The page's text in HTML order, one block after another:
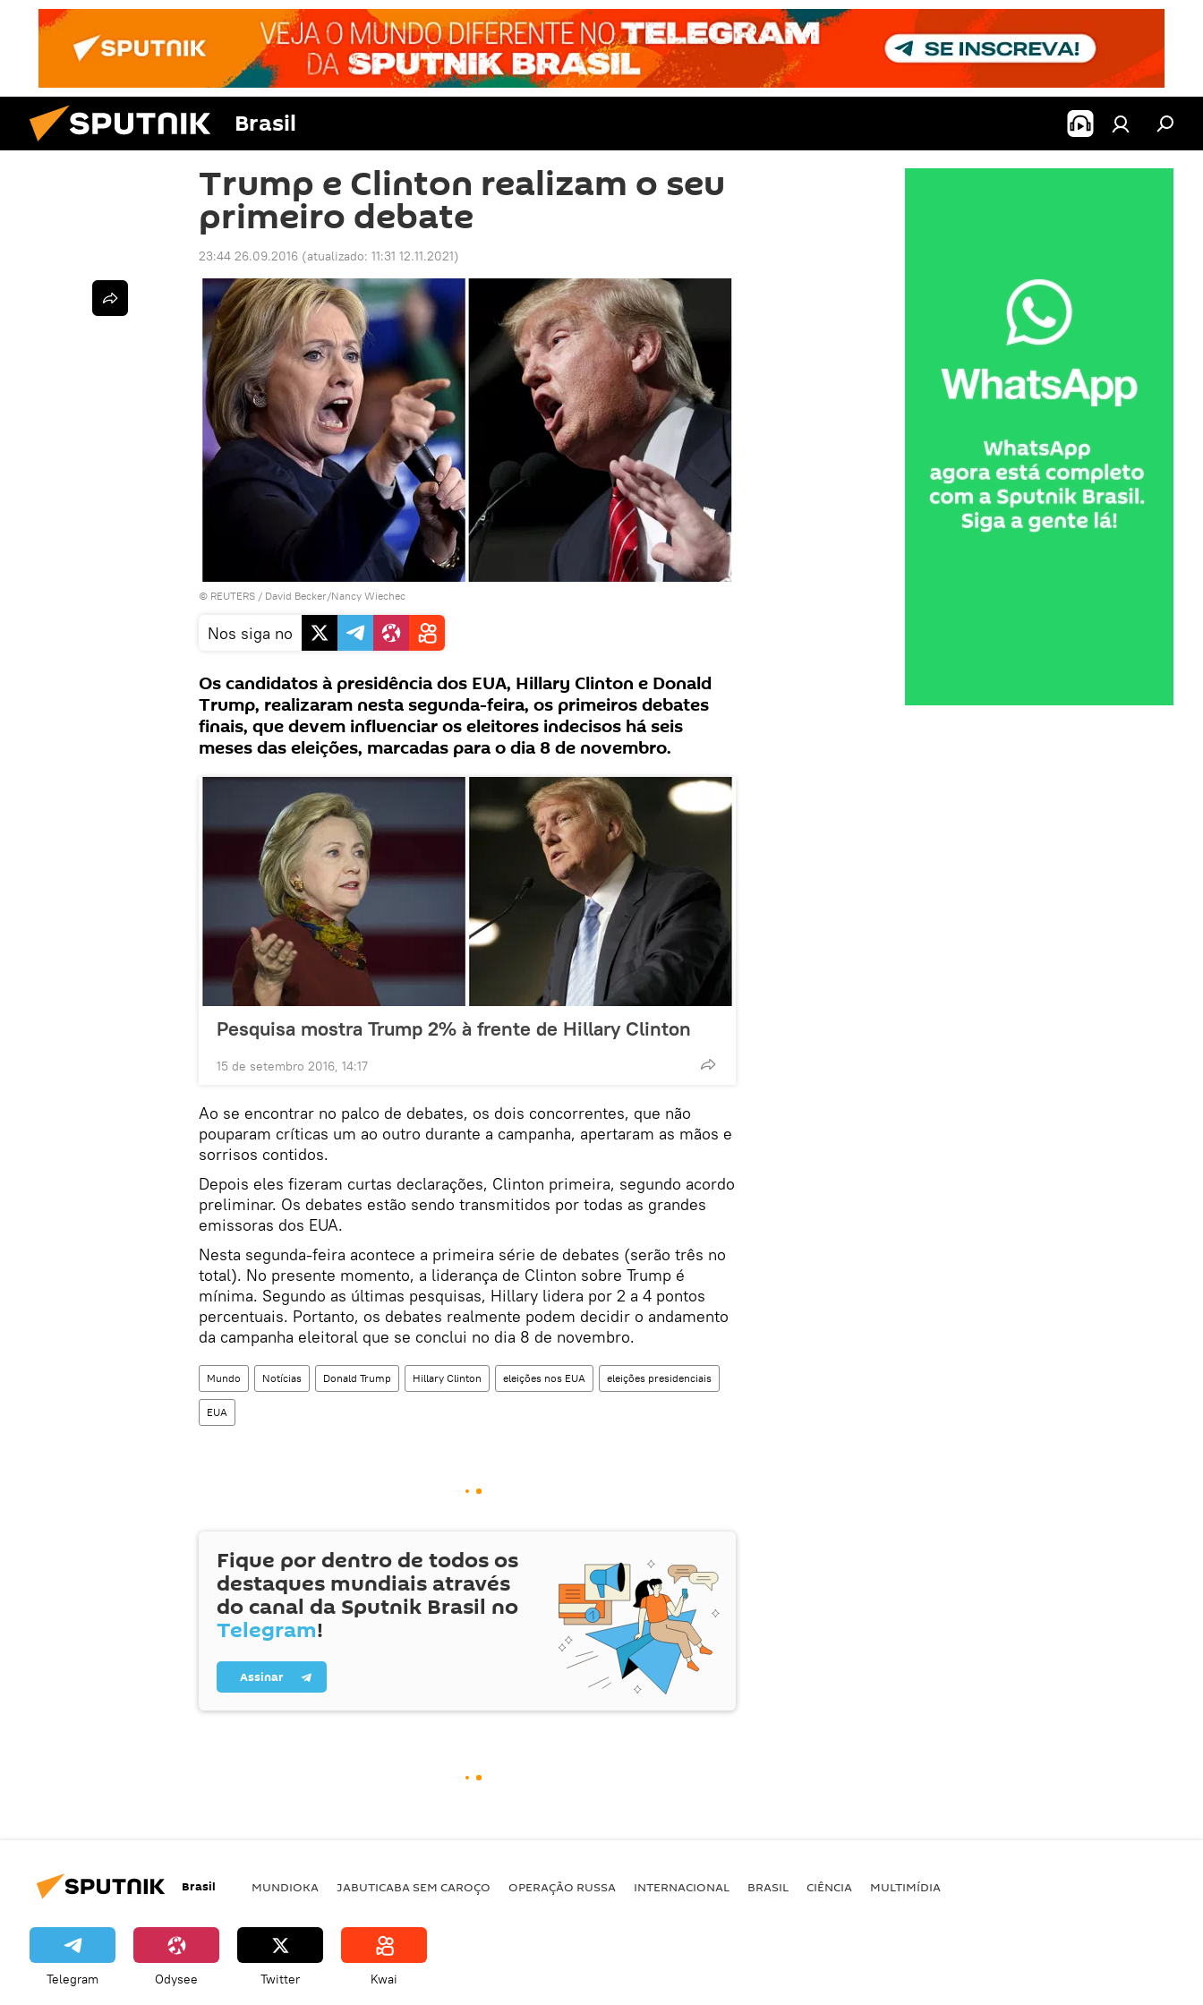
Brasil
Trump e Clinton realizam o seu
primeiro debate
23:44 26.09.2016 (atualizado: 11:31 12.11.2021)
© REUTERS / David Becker/Nancy Wiechec
Nos siga no
Os candidatos à presidência dos EUA, Hillary Clinton e Donald
Trump, realizaram nesta segunda-feira, os primeiros debates
finais, que devem influenciar os eleitores indecisos há seis
meses das eleições, marcadas para o dia 8 de novembro.
Pesquisa mostra Trump 2% à frente de Hillary Clinton
15 de setembro 2016, 14:17
Ao se encontrar no palco de debates, os dois concorrentes, que não
pouparam críticas um ao outro durante a campanha, apertaram as mãos e
sorrisos contidos.
Depois eles fizeram curtas declarações, Clinton primeira, segundo acordo
preliminar. Os debates estão sendo transmitidos por todas as grandes
emissoras dos EUA.
Nesta segunda-feira acontece a primeira série de debates (serão três no
total). No presente momento, a liderança de Clinton sobre Trump é
mínima. Segundo as últimas pesquisas, Hillary lidera por 2 a 4 pontos
percentuais. Portanto, os debates realmente podem decidir o andamento
da campanha eleitoral que se conclui no dia 8 de novembro.
Mundo Notícias Donald Trump Hillary Clinton eleições nos EUA eleições presidenciais
EUA
Fique por dentro de todos os
destaques mundiais através
do canal da Sputnik Brasil no
Telegram!
Assinar
Brasil MUNDIOKA JABUTICABA SEM CAROÇO OPERAÇÃO RUSSA INTERNACIONAL BRASIL CIÊNCIA MULTIMÍDIA
Telegram Odysee Twitter Kwai